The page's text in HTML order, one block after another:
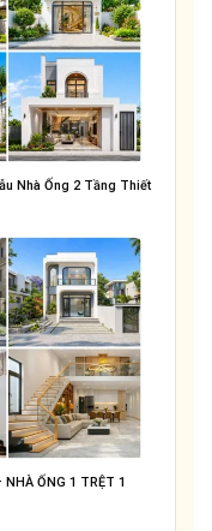
Nhà Ống 2 Tầng Thiết
NHÀ ỐNG 1 TRỆT 1